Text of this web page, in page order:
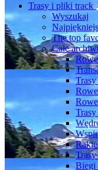
Trasy i pliki track
Wyszukaj
The top
Całe
Biegi